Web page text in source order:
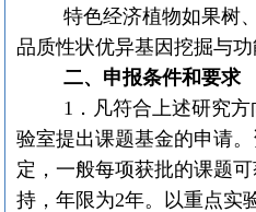
特色经济植物如果树
品质性状优异基因挖掘与功
二、申报条件和要求
1 ．凡符合上述研究
验室提出课题基金的申请
定，一般每项获批的课题
持，年限为2年。
以重点实